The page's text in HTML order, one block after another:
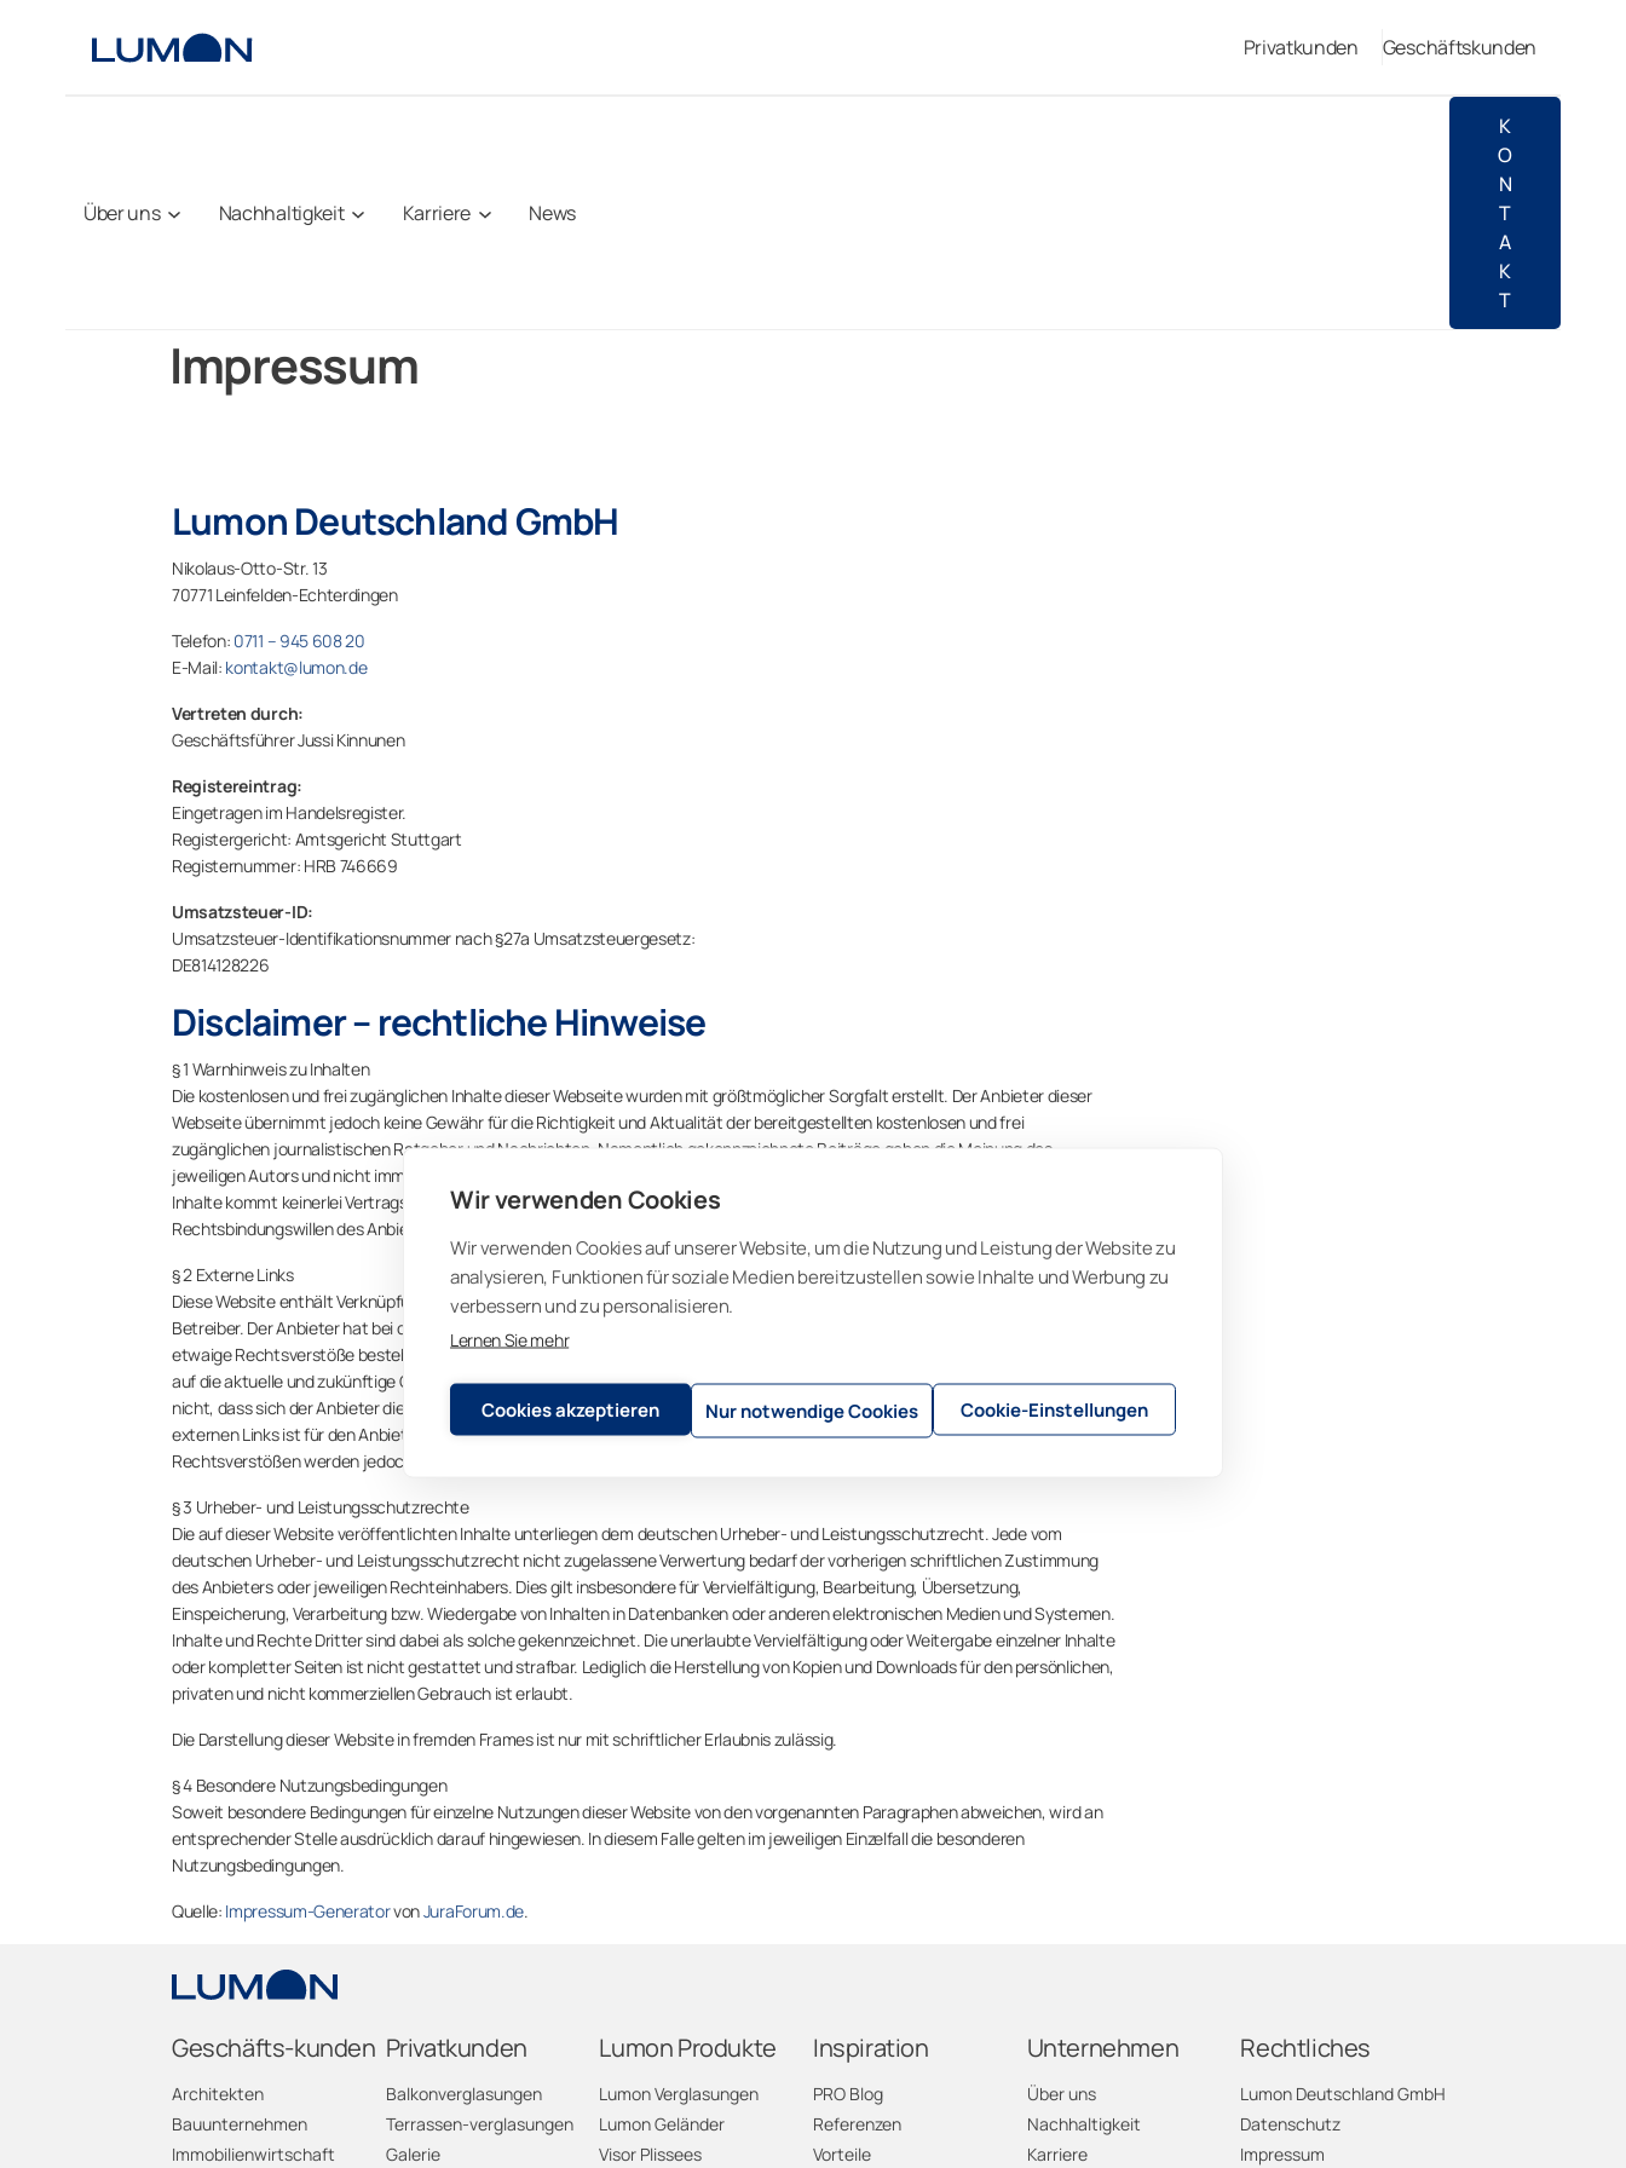
Wir verwenden Cookies
Wir verwenden Cookies auf unserer Website, um die Nutzung und Leistung der Website zu
analysieren, Funktionen für soziale Medien bereitzustellen sowie Inhalte und Werbung zu
verbessern und zu personalisieren.
Lernen Sie mehr
Cookies akzeptieren Nur notwendige Cookies Cookie-Einstellungen
Privatkunden Geschäftskunden
Über uns Nachhaltigkeit Karriere News
K
O
N
T
A
K
T
Impressum
Lumon Deutschland GmbH
Nikolaus-Otto-Str. 13
70771 Leinfelden-Echterdingen
Telefon: 0711 – 945 608 20
E-Mail: kontakt@lumon.de
Vertreten durch:
Geschäftsführer Jussi Kinnunen
Registereintrag:
Eingetragen im Handelsregister.
Registergericht: Amtsgericht Stuttgart
Registernummer: HRB 746669
Umsatzsteuer-ID:
Umsatzsteuer-Identifikationsnummer nach §27a Umsatzsteuergesetz:
DE814128226
Disclaimer – rechtliche Hinweise
§ 1 Warnhinweis zu Inhalten
Die kostenlosen und frei zugänglichen Inhalte dieser Webseite wurden mit größtmöglicher Sorgfalt erstellt. Der Anbieter dieser
Webseite übernimmt jedoch keine Gewähr für die Richtigkeit und Aktualität der bereitgestellten kostenlosen und frei
zugänglichen journalistischen Ratgeber und Nachrichten. Namentlich gekennzeichnete Beiträge geben die Meinung des
jeweiligen Autors und nicht immer die Meinung des Anbieters wieder. Allein durch den Aufruf der kostenlosen und frei zugänglichen
Inhalte kommt keinerlei Vertragsverhältnis zwischen dem Nutzer und dem Anbieter zustande, insoweit fehlt es am
Rechtsbindungswillen des Anbieters.
§ 2 Externe Links
Diese Website enthält Verknüpfungen zu Websites Dritter („externe Links“). Diese Websites unterliegen der Haftung der jeweiligen
Betreiber. Der Anbieter hat bei der erstmaligen Verknüpfung der externen Links die fremden Inhalte daraufhin überprüft, ob
etwaige Rechtsverstöße bestehen. Zu dem Zeitpunkt waren keine Rechtsverstöße ersichtlich. Der Anbieter hat keinerlei Einfluss
auf die aktuelle und zukünftige Gestaltung und auf die Inhalte der verknüpften Seiten. Das Setzen von externen Links bedeutet
nicht, dass sich der Anbieter die hinter dem Verweis oder Link liegenden Inhalte zu Eigen macht. Eine ständige Kontrolle der
externen Links ist für den Anbieter ohne konkrete Hinweise auf Rechtsverstöße nicht zumutbar. Bei Kenntnis von
Rechtsverstößen werden jedoch derartige externe Links unverzüglich gelöscht.
§ 3 Urheber- und Leistungsschutzrechte
Die auf dieser Website veröffentlichten Inhalte unterliegen dem deutschen Urheber- und Leistungsschutzrecht. Jede vom
deutschen Urheber- und Leistungsschutzrecht nicht zugelassene Verwertung bedarf der vorherigen schriftlichen Zustimmung
des Anbieters oder jeweiligen Rechteinhabers. Dies gilt insbesondere für Vervielfältigung, Bearbeitung, Übersetzung,
Einspeicherung, Verarbeitung bzw. Wiedergabe von Inhalten in Datenbanken oder anderen elektronischen Medien und Systemen.
Inhalte und Rechte Dritter sind dabei als solche gekennzeichnet. Die unerlaubte Vervielfältigung oder Weitergabe einzelner Inhalte
oder kompletter Seiten ist nicht gestattet und strafbar. Lediglich die Herstellung von Kopien und Downloads für den persönlichen,
privaten und nicht kommerziellen Gebrauch ist erlaubt.
Die Darstellung dieser Website in fremden Frames ist nur mit schriftlicher Erlaubnis zulässig.
§ 4 Besondere Nutzungsbedingungen
Soweit besondere Bedingungen für einzelne Nutzungen dieser Website von den vorgenannten Paragraphen abweichen, wird an
entsprechender Stelle ausdrücklich darauf hingewiesen. In diesem Falle gelten im jeweiligen Einzelfall die besonderen
Nutzungsbedingungen.
Quelle: Impressum-GeneratorvonJuraForum.de.
Geschäfts-kunden
Architekten
Bauunternehmen
Immobilienwirtschaft
Privatkunden
Balkonverglasungen
Terrassen-verglasungen
Galerie
Lumon Produkte
Lumon Verglasungen
Lumon Geländer
Visor Plissees
Inspiration
PRO Blog
Referenzen
Vorteile
Unternehmen
Über uns
Nachhaltigkeit
Karriere
Rechtliches
Lumon Deutschland GmbH
Datenschutz
Impressum